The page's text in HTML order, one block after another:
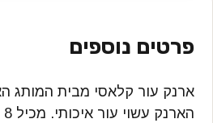
פרטים נוספים